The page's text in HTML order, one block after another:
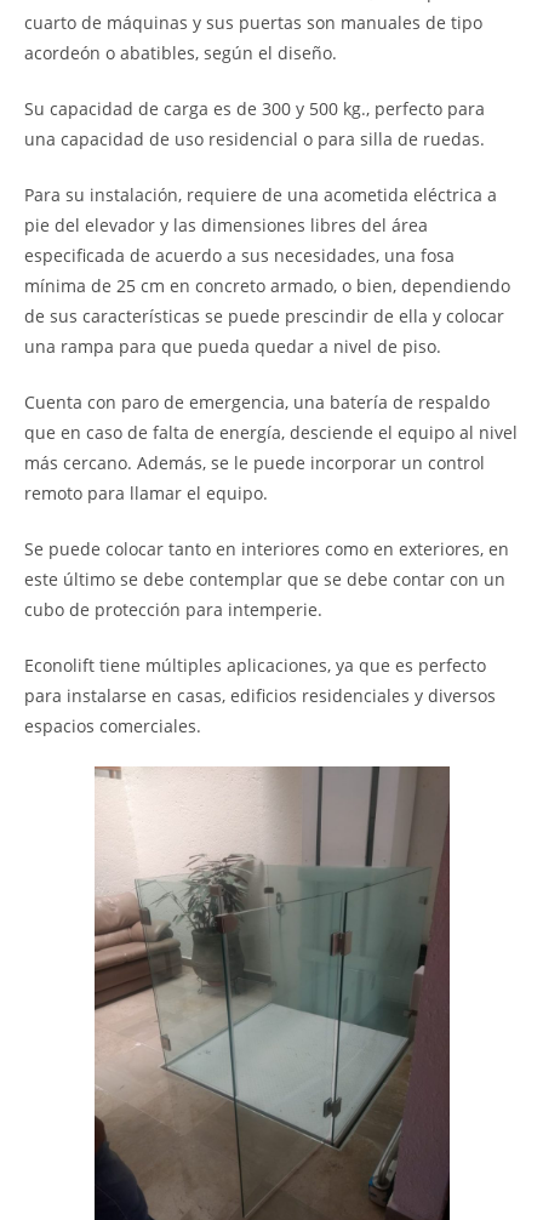
cuarto de máquinas y sus puertas son manuales de tipo
acordeón o abatibles, según el diseño.
Su capacidad de carga es de 300 y 500 kg., perfecto para
una capacidad de uso residencial o para silla de ruedas.
Para su instalación, requiere de una acometida eléctrica a
pie del elevador y las dimensiones libres del área
especificada de acuerdo a sus necesidades, una fosa
mínima de 25 cm en concreto armado, o bien, dependiendo
de sus características se puede prescindir de ella y colocar
una rampa para que pueda quedar a nivel de piso.
Cuenta con paro de emergencia, una batería de respaldo
que en caso de falta de energía, desciende el equipo al nivel
más cercano. Además, se le puede incorporar un control
remoto para llamar el equipo.
Se puede colocar tanto en interiores como en exteriores, en
este último se debe contemplar que se debe contar con un
cubo de protección para intemperie.
Econolift tiene múltiples aplicaciones, ya que es perfecto
para instalarse en casas, edificios residenciales y diversos
espacios comerciales.